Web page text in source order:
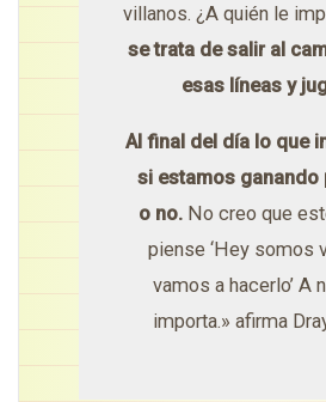
villanos. ¿A quién le
se trata de salir al
esas líneas y
Al final del día lo que
si estamos ganando
o no.No creo que
piense ‘Hey somos
vamos a hacerlo’ A
importa.» afirma